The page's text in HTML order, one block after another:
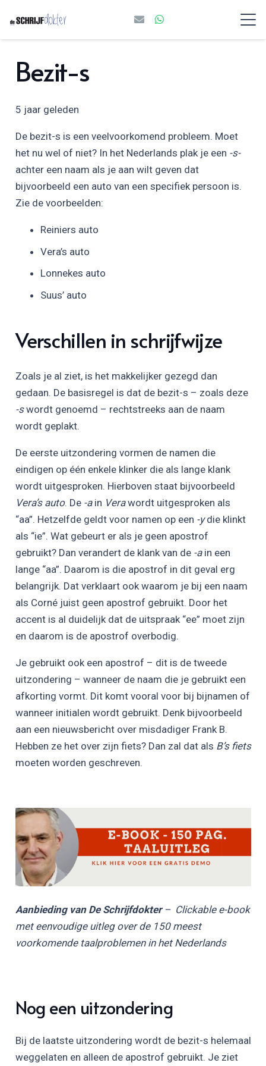
Bezit-s
5 jaar geleden
De bezit-s is een veelvoorkomend probleem. Moet
het nu wel of niet? In het Nederlands plak je een -s­
achter een naam als je aan wilt geven dat
bijvoorbeeld een auto van een specifiek persoon is.
Zie de voorbeelden:
Reiniers auto
Vera’s auto
Lonnekes auto
Suus’ auto
Verschillen in schrijfwijze
Zoals je al ziet, is het makkelijker gezegd dan
gedaan. De basisregel is dat de bezit-s – zoals deze
-swordt genoemd – rechtstreeks aan de naam
wordt geplakt.
De eerste uitzondering vormen de namen die
eindigen op één enkele klinker die als lange klank
wordt uitgesproken. Hierboven staat bijvoorbeeld
Vera’s auto. De -ain Verawordt uitgesproken als
“aa”. Hetzelfde geldt voor namen op een ­-y­die klinkt
als “ie”. Wat gebeurt er als je geen apostrof
gebruikt? Dan verandert de klank van de -ain een
lange “aa”. Daarom is die apostrof in dit geval erg
belangrijk. Dat verklaart ook waarom je bij een naam
als Corné juist geen apostrof gebruikt. Door het
accent is al duidelijk dat de uitspraak “ee” moet zijn
en daarom is de apostrof overbodig.
Je gebruikt ook een apostrof – dit is de tweede
uitzondering – wanneer de naam die je gebruikt een
afkorting vormt. Dit komt vooral voor bij bijnamen of
wanneer initialen wordt gebruikt. Denk bijvoorbeeld
aan een nieuwsbericht over misdadiger Frank B.
Hebben ze het over zijn fiets? Dan zal dat als B’s fiets
moeten worden geschreven.
Aanbieding van De Schrijfdokter– Clickable e-book
met eenvoudige uitleg over de 150 meest
voorkomende taalproblemen in het Nederlands
Nog een uitzondering
Bij de laatste uitzondering wordt de bezit-s helemaal
weggelaten en alleen de apostrof gebruikt. Je ziet